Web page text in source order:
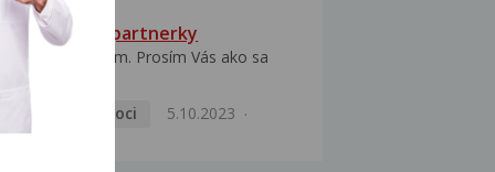
HPV typ 52 u partnerky
Dobrý deň prajem. Prosím Vás ako sa
Pohlavní nemoci
5.10.2023